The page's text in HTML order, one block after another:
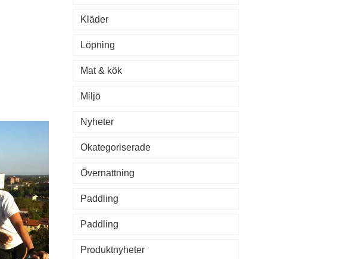
Kläder
Löpning
Mat & kök
Miljö
Nyheter
Okategoriserade
Övernattning
Paddling
Paddling
Produktnyheter